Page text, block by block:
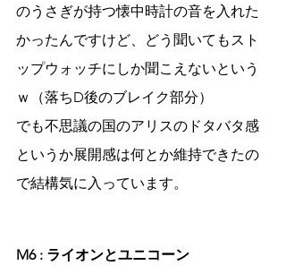
のうさぎが持つ懐中時計の音を入れた
かったんですけど、どう聞いてもスト
ップウォッチにしか聞こえないという
ｗ（落ちD後のブレイク部分）
でも不思議の国のアリスのドタバタ感
というか展開感は何とか維持できたの
で結構気に入っています。
M6 : ライオンとユニコーン